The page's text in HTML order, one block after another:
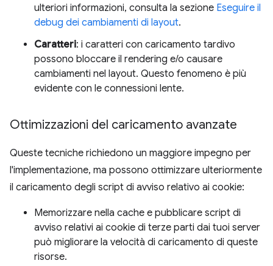
ulteriori informazioni, consulta la sezione Eseguire il
debug dei cambiamenti di layout.
Caratteri: i caratteri con caricamento tardivo
possono bloccare il rendering e/o causare
cambiamenti nel layout. Questo fenomeno è più
evidente con le connessioni lente.
Ottimizzazioni del caricamento avanzate
Queste tecniche richiedono un maggiore impegno per
l'implementazione, ma possono ottimizzare ulteriormente
il caricamento degli script di avviso relativo ai cookie:
Memorizzare nella cache e pubblicare script di
avviso relativi ai cookie di terze parti dai tuoi server
può migliorare la velocità di caricamento di queste
risorse.